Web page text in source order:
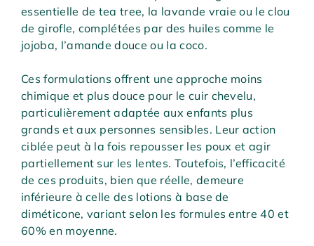
essentielle de tea tree, la lavande vraie ou le clou
de girofle, complétées par des huiles comme le
jojoba, l’amande douce ou la coco.
Ces formulations offrent une approche moins
chimique et plus douce pour le cuir chevelu,
particulièrement adaptée aux enfants plus
grands et aux personnes sensibles. Leur action
ciblée peut à la fois repousser les poux et agir
partiellement sur les lentes. Toutefois, l’efficacité
de ces produits, bien que réelle, demeure
inférieure à celle des lotions à base de
diméticone, variant selon les formules entre 40 et
60% en moyenne.